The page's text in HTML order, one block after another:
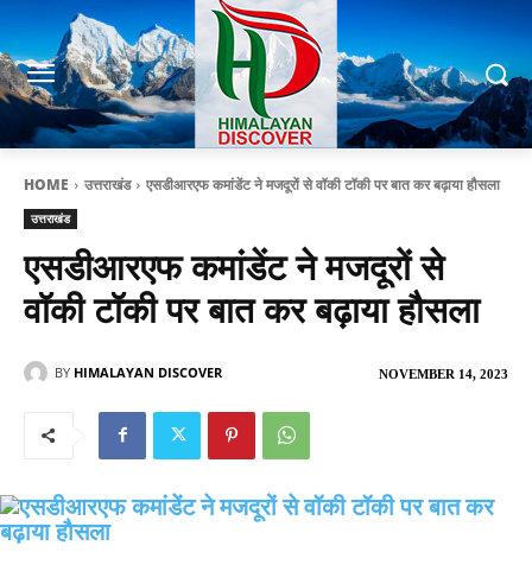
HOME उत्तराखंड एसडीआरएफ कमांडेंट ने मजदूरों से वॉकी टॉकी पर बात कर बढ़ाया हौसला
उत्तराखंड
एसडीआरएफ कमांडेंट ने मजदूरों से
वॉकी टॉकी पर बात कर बढ़ाया हौसला
NOVEMBER 14, 2023
BY HIMALAYAN DISCOVER